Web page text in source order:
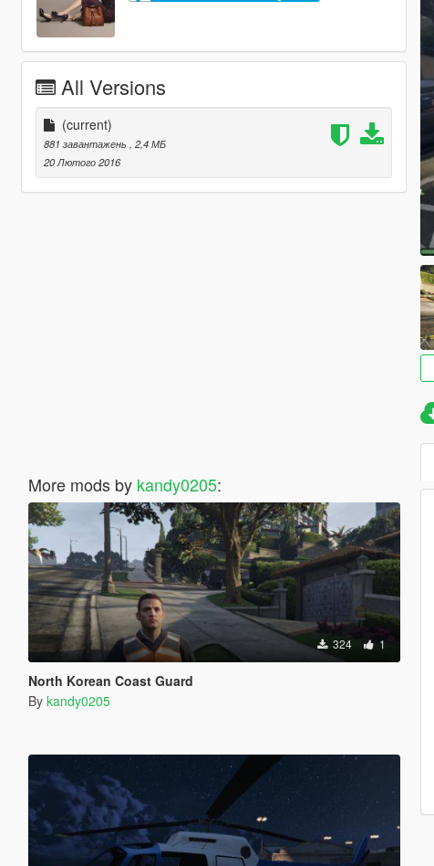
All Versions
(current)
881 завантажень
, 2,4 МБ
20 Лютого 2016
More mods by kandy0205:
324 1
North Korean Coast Guard
By kandy0205